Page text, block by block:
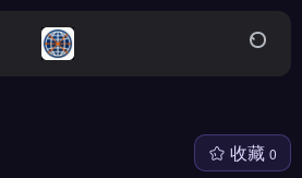
收藏 0